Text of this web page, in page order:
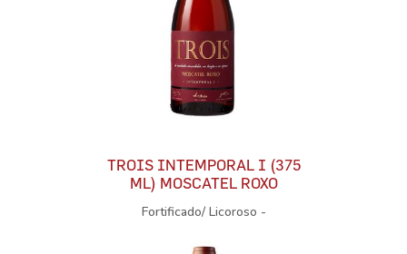
TROIS INTEMPORAL I (375
ML) MOSCATEL ROXO
Fortificado/ Licoroso -